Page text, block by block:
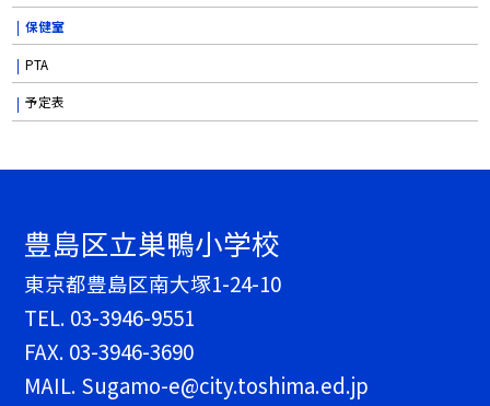
保健室
PTA
予定表
豊島区立巣鴨小学校
東京都豊島区南大塚1-24-10
TEL. 03-3946-9551
FAX. 03-3946-3690
MAIL. Sugamo-e@city.toshima.ed.jp